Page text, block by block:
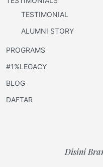
TESTIMONIAL
ALUMNI STORY
PROGRAMS
#1%LEGACY
BLOG
DAFTAR
Disini